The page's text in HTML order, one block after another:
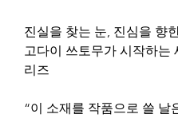
진실을 찾는 눈, 진심을 향
고다이 쓰토무가 시작하는
리즈
“이 소재를 작품으로 쓸 날